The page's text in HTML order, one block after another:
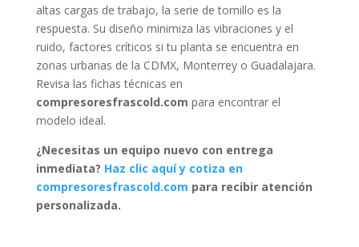
altas cargas de trabajo, la serie de tornillo es la
respuesta. Su diseño minimiza las vibraciones y el
ruido, factores críticos si tu planta se encuentra en
zonas urbanas de la CDMX, Monterrey o Guadalajara.
Revisa las fichas técnicas en
compresoresfrascold.com para encontrar el
modelo ideal.
¿Necesitas un equipo nuevo con entrega
inmediata? Haz clic aquí y cotiza en
compresoresfrascold.com para recibir atención
personalizada.